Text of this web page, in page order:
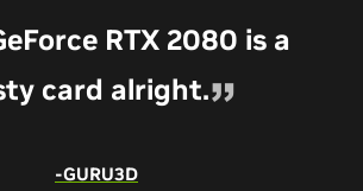
RTX 2080 is a
card alright.
-GURU3D